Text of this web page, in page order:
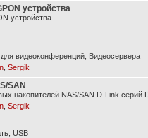
устройства
устройства
видеоконференций, Видеосервера
Sergik
SAN
накопителей NAS/SAN D-Link серий
Sergik
USB